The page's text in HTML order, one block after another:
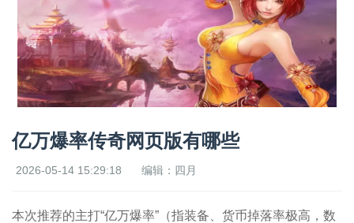
亿万爆率传奇网页版有哪些
2026-05-14 15:29:18 编辑：四月
本次推荐的主打“亿万爆率”（指装备、货币掉落率极高，数